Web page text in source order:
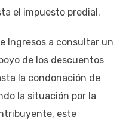
el impuesto predial.
Ingresos a consultar un
de los descuentos
la condonación de
la situación por la
este